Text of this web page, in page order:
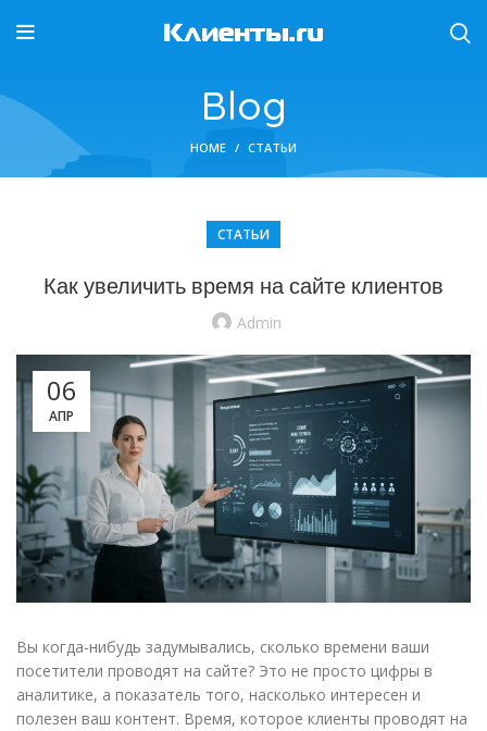
Blog
HOME СТАТЬИ
СТАТЬИ
Как увеличить время на сайте клиентов
Admin
06
АПР
Вы когда-нибудь задумывались, сколько времени ваши
посетители проводят на сайте? Это не просто цифры в
аналитике, а показатель того, насколько интересен и
полезен ваш контент. Время, которое клиенты проводят на